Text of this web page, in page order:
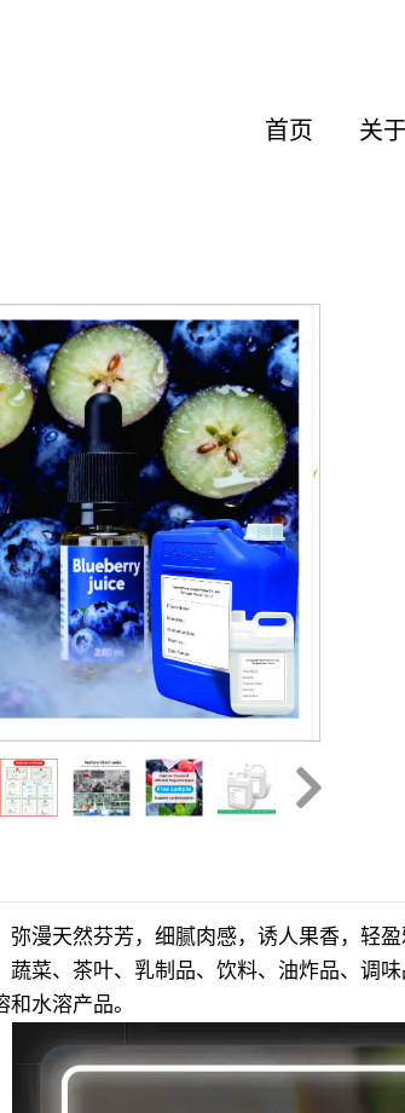
首页 关
弥漫天然芬芳，细腻肉感，诱人果香，轻
蔬菜、茶叶、乳制品、饮料、油炸品、调
水溶产品。